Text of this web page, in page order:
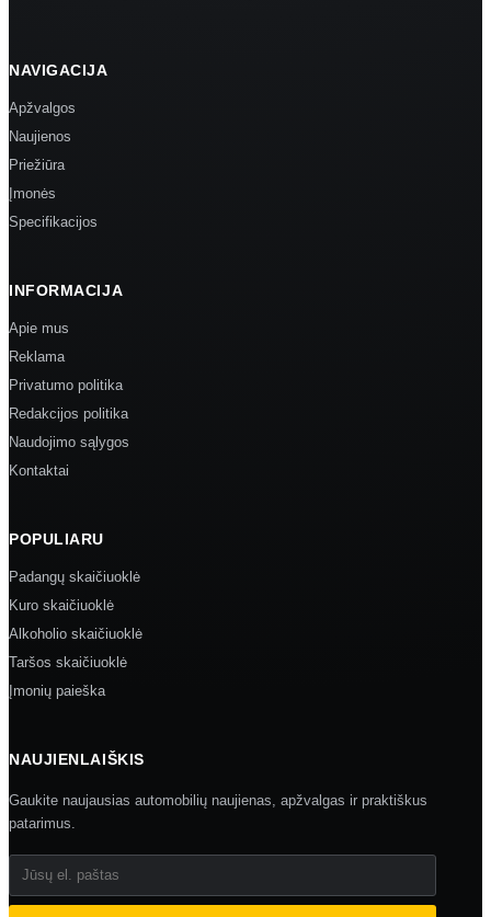
NAVIGACIJA
Apžvalgos
Naujienos
Priežiūra
Įmonės
Specifikacijos
INFORMACIJA
Apie mus
Reklama
Privatumo politika
Redakcijos politika
Naudojimo sąlygos
Kontaktai
POPULIARU
Padangų skaičiuoklė
Kuro skaičiuoklė
Alkoholio skaičiuoklė
Taršos skaičiuoklė
Įmonių paieška
NAUJIENLAIŠKIS
Gaukite naujausias automobilių naujienas, apžvalgas ir praktiškus
patarimus.
Jūsų el. paštas